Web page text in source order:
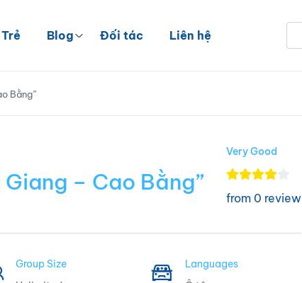
Blog Đối tác Liên hệ
Bằng”
– Cao Bằng”
Very Good
from 0 review
Group Size
Languages